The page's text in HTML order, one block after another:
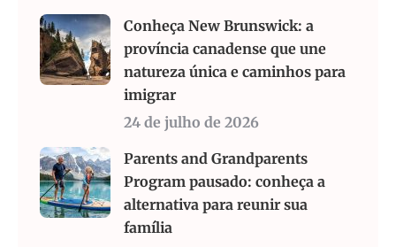
Conheça New Brunswick: a
província canadense que une
natureza única e caminhos para
imigrar
24 de julho de 2026
Parents and Grandparents
Program pausado: conheça a
alternativa para reunir sua
família